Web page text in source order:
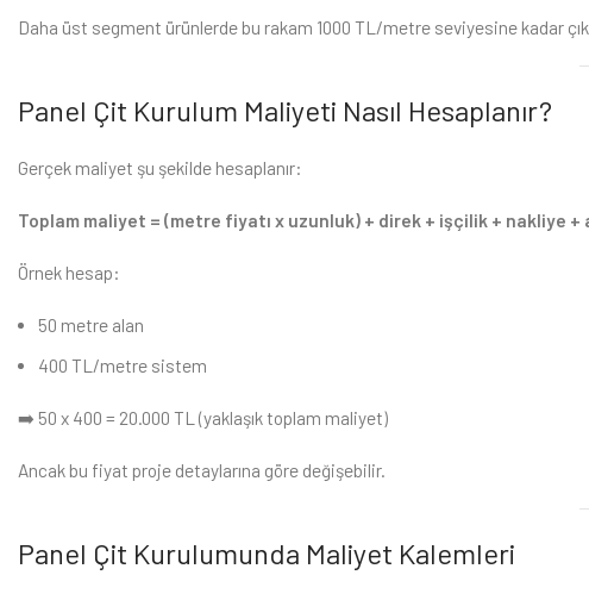
Daha üst segment ürünlerde bu rakam 1000 TL/metre seviyesine kadar
Panel Çit Kurulum Maliyeti Nasıl Hesaplanır?
Gerçek maliyet şu şekilde hesaplanır:
Toplam maliyet = (metre fiyatı x uzunluk) + direk + işçilik + nakliye +
Örnek hesap:
50 metre alan
400 TL/metre sistem
➡️ 50 x 400 = 20.000 TL (yaklaşık toplam maliyet)
Ancak bu fiyat proje detaylarına göre değişebilir.
Panel Çit Kurulumunda Maliyet Kalemleri